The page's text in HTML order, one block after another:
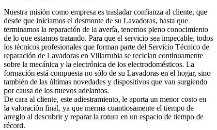
Nuestra misión como empresa es trasladar confianza al cliente, que
desde que iniciamos el desmonte de su Lavadoras, hasta que
terminamos la reparación de la avería, tenemos pleno conocimiento
de lo que estamos tratando. Para que el servicio sea impecable, todos
los técnicos profesionales que forman parte del Servicio Técnico de
reparación de Lavadoras en Villarrubia se reciclan continuamente
sobre la mecánica y la electrónica de los electrodomésticos. La
formación está compuesta no sólo de su Lavadoras en el hogar, sino
también de las últimas novedades y dispositivos que van surgiendo
por causa de los nuevos adelantos.
De cara al cliente, este adiestramiento, le aporta un menor costo en
la valoración final, ya que merma cuantiosamente el tiempo de
arreglo al descubrir y reparar la rotura en un espacio de tiempo de
récord.